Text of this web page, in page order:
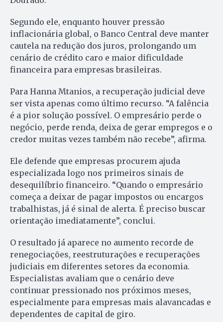
Segundo ele, enquanto houver pressão
inflacionária global, o Banco Central deve manter
cautela na redução dos juros, prolongando um
cenário de crédito caro e maior dificuldade
financeira para empresas brasileiras.
Para Hanna Mtanios, a recuperação judicial deve
ser vista apenas como último recurso. “A falência
é a pior solução possível. O empresário perde o
negócio, perde renda, deixa de gerar empregos e o
credor muitas vezes também não recebe”, afirma.
Ele defende que empresas procurem ajuda
especializada logo nos primeiros sinais de
desequilíbrio financeiro. “Quando o empresário
começa a deixar de pagar impostos ou encargos
trabalhistas, já é sinal de alerta. É preciso buscar
orientação imediatamente”, conclui.
O resultado já aparece no aumento recorde de
renegociações, reestruturações e recuperações
judiciais em diferentes setores da economia.
Especialistas avaliam que o cenário deve
continuar pressionado nos próximos meses,
especialmente para empresas mais alavancadas e
dependentes de capital de giro.